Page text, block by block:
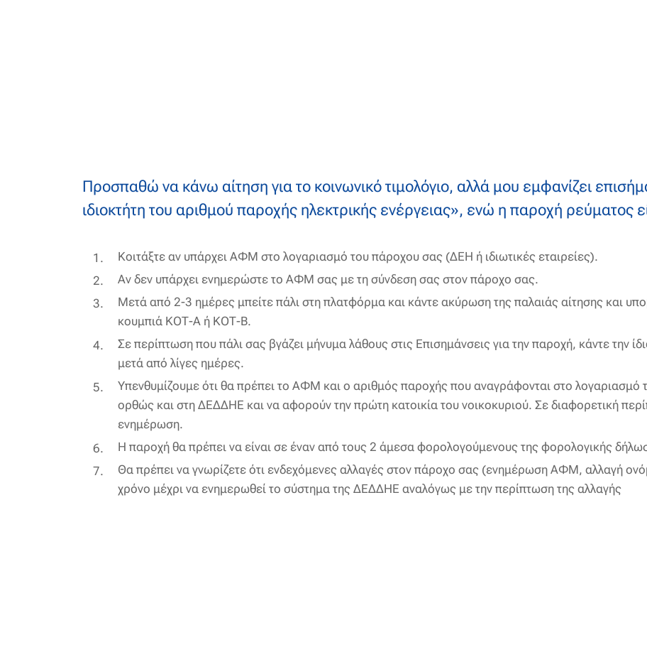
Προσπαθώ να κάνω αίτηση για το κοινωνικό τιμολόγιο, αλλά μου εμφανίζει
ιδιοκτήτη του αριθμού παροχής ηλεκτρικής ενέργειας», ενώ η παροχή ρεύματος
Κοιτάξτε αν υπάρχει ΑΦΜ στο λογαριασμό του πάροχου σας (ΔΕΗ ή ιδιωτικές εταιρείες).
Αν δεν υπάρχει ενημερώστε το ΑΦΜ σας με τη σύνδεση σας στον πάροχο σας.
Μετά από 2-3 ημέρες μπείτε πάλι στη πλατφόρμα και κάντε ακύρωση της παλαιάς αίτησης και
κουμπιά ΚΟΤ-Α ή ΚΟΤ-Β.
Σε περίπτωση που πάλι σας βγάζει μήνυμα λάθους στις Επισημάνσεις για την παροχή, κάντε την
μετά από λίγες ημέρες.
Υπενθυμίζουμε ότι θα πρέπει το ΑΦΜ και ο αριθμός παροχής που αναγράφονται στο λογαριασμό
ορθώς και στη ΔΕΔΔΗΕ και να αφορούν την πρώτη κατοικία του νοικοκυριού. Σε διαφορετική
ενημέρωση.
Η παροχή θα πρέπει να είναι σε έναν από τους 2 άμεσα φορολογούμενους της φορολογικής
Θα πρέπει να γνωρίζετε ότι ενδεχόμενες αλλαγές στον πάροχο σας (ενημέρωση ΑΦΜ, αλλαγή
χρόνο μέχρι να ενημερωθεί το σύστημα της ΔΕΔΔΗΕ αναλόγως με την περίπτωση της αλλαγής